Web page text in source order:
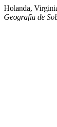
Holanda,
Geografia de